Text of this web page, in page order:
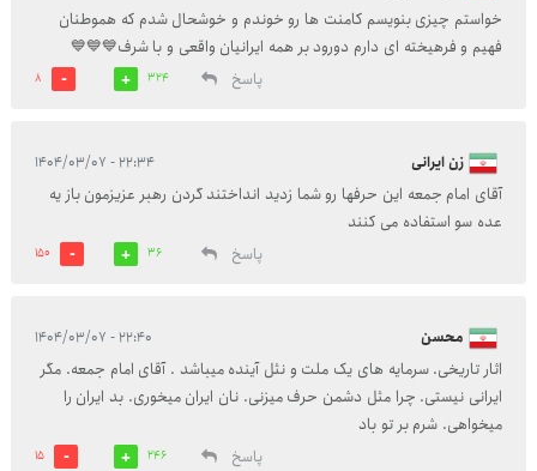
خواستم چیزی بنویسم کامنت ها رو خوندم و خوشحال شدم که هموطنان
فهیم و فرهیخته ای دارم دورود بر همه ایرانیان واقعی و با شرف💙💙💙
پاسخ
324
8
زن ایرانی ۲۲:۳۴ - ۱۴۰۴/۰۳/۰۷
آقای امام جمعه این حرفها رو شما زدید انداختند گردن رهبر عزیزمون باز یه
عده سو استفاده می کنند
پاسخ
36
150
محسن ۲۲:۴۰ - ۱۴۰۴/۰۳/۰۷
اثار تاریخی. سرمایه های یک ملت و نثل آینده میباشد . آقای امام جمعه. مگر
ایرانی نیستی. چرا مثل دشمن حرف میزنی. نان ایران میخوری. بد ایران را
میخواهی. شرم بر تو باد
پاسخ
246
15